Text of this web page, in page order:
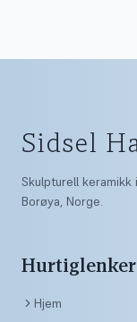
Sidsel
Skulpturell
Borøya, Norge.
Hurtiglenker
Hjem